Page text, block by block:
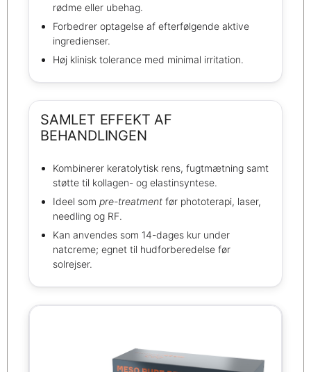
rødme eller ubehag.
Forbedrer optagelse af efterfølgende aktive
ingredienser.
Høj klinisk tolerance med minimal irritation.
SAMLET EFFEKT AF
BEHANDLINGEN
Kombinerer keratolytisk rens, fugtmætning samt
støtte til kollagen- og elastinsyntese.
Ideel som pre-treatmentfør phototerapi, laser,
needling og RF.
Kan anvendes som 14-dages kur under
natcreme; egnet til hudforberedelse før
solrejser.